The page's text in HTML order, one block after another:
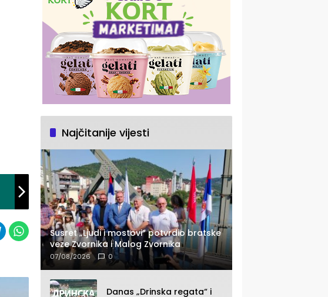
Najčitanije vijesti
Susret „Ljudi i mostovi“ potvrdio bratske
veze Zvornika i Malog Zvornika
07/08/2026 0
Danas „Drinska regata“ i